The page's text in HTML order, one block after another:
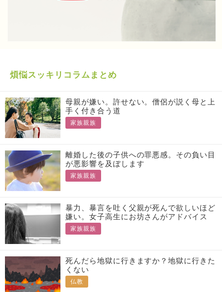
煩悩スッキリコラムまとめ
母親が嫌い。許せない。僧侶が説く母と上
手く付き合う道
家族親族
離婚した後の子供への罪悪感。その負い目
が悪影響を及ぼします
家族親族
暴力、暴言を吐く父親が死んで欲しいほど
嫌い。女子高生にお坊さんがアドバイス
家族親族
死んだら地獄に行きますか？地獄に行きた
くない
仏教